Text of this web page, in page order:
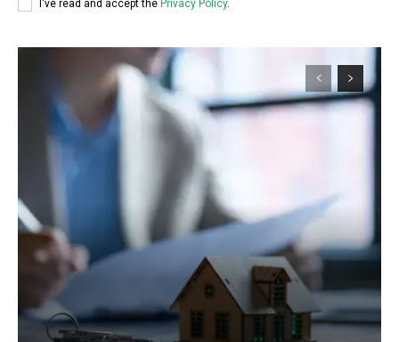
I've read and accept the Privacy Policy.